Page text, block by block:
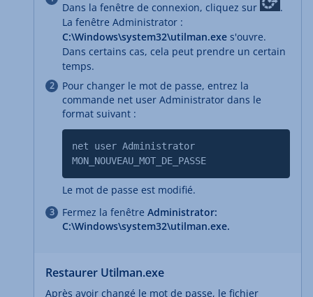
Dans la fenêtre de connexion, cliquez sur
.
La fenêtre Administrator :
C:\Windows\system32\utilman.exe s'ouvre.
Dans certains cas, cela peut prendre un certain
temps.
Pour changer le mot de passe, entrez la
commande net user Administrator dans le
format suivant :
net user Administrator
MON_NOUVEAU_MOT_DE_PASSE
Le mot de passe est modifié.
Fermez la fenêtre Administrator:
C:\Windows\system32\utilman.exe.
Restaurer Utilman.exe
Après avoir changé le mot de passe, le fichier